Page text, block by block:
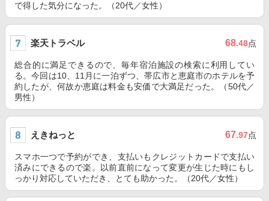
で得した気分になった。（20代／女性）
楽天トラベル 68.48点
総合的に満足できるので、毎年宿泊施設の検索に利用してい
る。今回は10、11月に一泊ずつ、帯広市と恵庭市のホテルを予
約したが、何故か恵庭は料金も安価で大満足だった。（50代／
男性）
えきねっと 67.97点
スマホ一つで予約ができ、支払いもクレジットカードで支払い
済みにできるので楽。以前直前になって変更が生じた時にもし
っかり対応していただき、とても助かった。（20代／女性）